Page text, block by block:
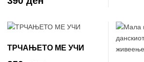
ТРЧАЊЕТО МЕ УЧИ